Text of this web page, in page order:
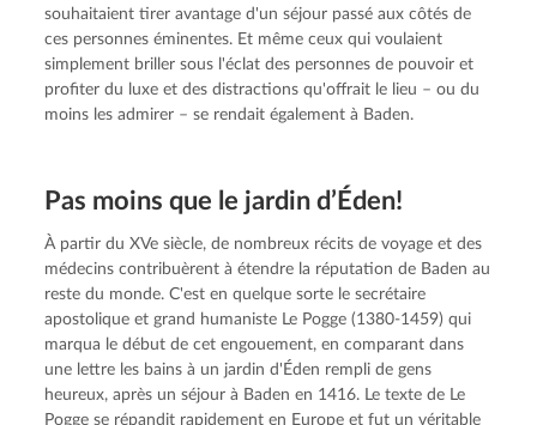
souhaitaient tirer avantage d'un séjour passé aux côtés de
ces personnes éminentes. Et même ceux qui voulaient
simplement briller sous l'éclat des personnes de pouvoir et
profiter du luxe et des distractions qu'offrait le lieu – ou du
moins les admirer – se rendait également à Baden.
Pas moins que le jardin d’Éden!
À partir du XVe siècle, de nombreux récits de voyage et des
médecins contribuèrent à étendre la réputation de Baden au
reste du monde. C'est en quelque sorte le secrétaire
apostolique et grand humaniste Le Pogge (1380-1459) qui
marqua le début de cet engouement, en comparant dans
une lettre les bains à un jardin d'Éden rempli de gens
heureux, après un séjour à Baden en 1416. Le texte de Le
Pogge se répandit rapidement en Europe et fut un véritable